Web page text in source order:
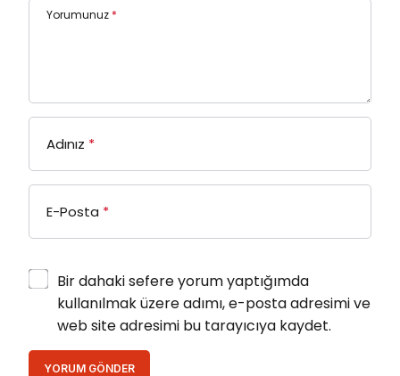
Yorumunuz *
Adınız *
E-Posta *
Bir dahaki sefere yorum yaptığımda
kullanılmak üzere adımı, e-posta adresimi ve
web site adresimi bu tarayıcıya kaydet.
YORUM GÖNDER